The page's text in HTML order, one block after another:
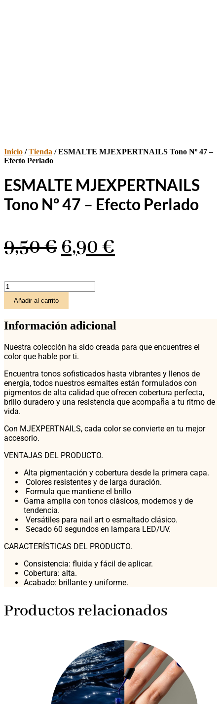
Inicio /Tienda / ESMALTE MJEXPERTNAILS Tono Nº 47 –
Efecto Perlado
ESMALTE MJEXPERTNAILS
Tono Nº 47 – Efecto Perlado
9,50€El
original
era:
9,50 €.
6,90€
es:
6,90 €.
ESMALTE
MJEXPERTNAILS
Tono
Nº
47
-
Perlado
cantidad
Añadir al carrito
Información adicional
Nuestra colección ha sido creada para que encuentres el
color que hable por ti.
Encuentra tonos sofisticados hasta vibrantes y llenos de
energía, todos nuestros esmaltes están formulados con
pigmentos de alta calidad que ofrecen cobertura perfecta,
brillo duradero y una resistencia que acompaña a tu ritmo de
vida.
Con MJEXPERTNAILS, cada color se convierte en tu mejor
accesorio.
VENTAJAS DEL PRODUCTO.
Alta pigmentación y cobertura desde la primera capa.
Colores resistentes y de larga duración.
Formula que mantiene el brillo
Gama amplia con tonos clásicos, modernos y de
tendencia.
Versátiles para nail art o esmaltado clásico.
Secado 60 segundos en lampara LED/UV.
CARACTERÍSTICAS DEL PRODUCTO.
Consistencia: fluida y fácil de aplicar.
Cobertura: alta.
Acabado: brillante y uniforme.
Productos relacionados